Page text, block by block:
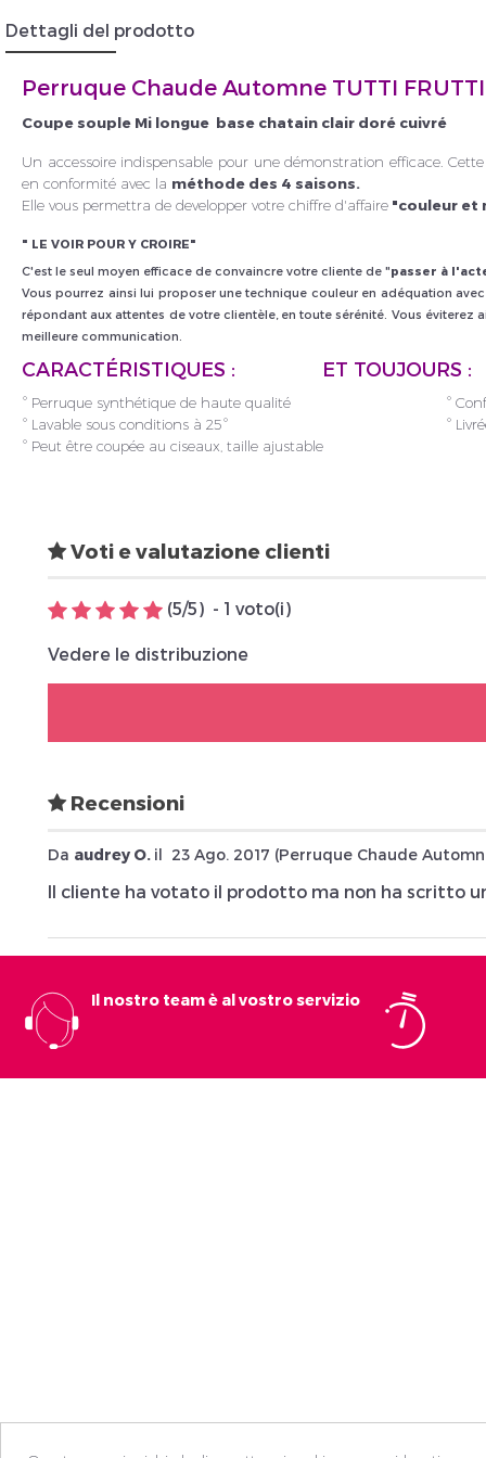
Dettagli del prodotto
Perruque Chaude Automne TUTTI FRUTTI
Coupe souple Mi longue base chatain clair doré cuivré
Un accessoire indispensable pour une démonstration efficace.
en conformité avec la méthode des 4 saisons.
Elle vous permettra de developper votre chiffre d'affaire "couleur et
" LE VOIR POUR Y CROIRE"
C'est le seul moyen efficace de convaincre votre cliente de "passer à
Vous pourrez ainsi lui proposer une technique couleur en adéquation
répondant aux attentes de votre clientèle, en toute sérénité. Vous éviterez
meilleure communication.
CARACTÉRISTIQUES : ET TOUJOURS :
° Perruque synthétique de haute qualité
° Lavable sous conditions à 25°
° Peut être coupée au ciseaux, taille ajustable
°
°
Voti e valutazione clienti
(5/5) - 1 voto(i)
Vedere le distribuzione
Recensioni
Da audrey O. il 23 Ago. 2017 (Perruque Chaude
Il cliente ha votato il prodotto ma non ha scritto
Il nostro team è al vostro servizio